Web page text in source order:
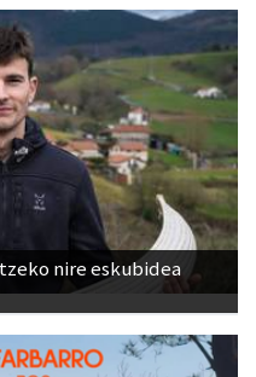
nire eskubidea